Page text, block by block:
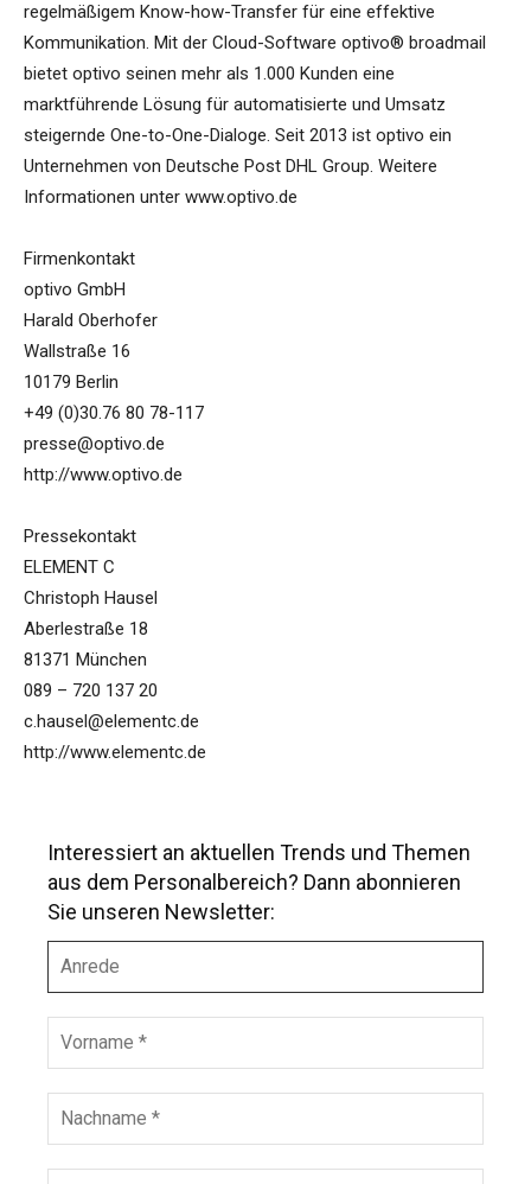
regelmäßigem Know-how-Transfer für eine effektive
Kommunikation. Mit der Cloud-Software optivo® broadmail
bietet optivo seinen mehr als 1.000 Kunden eine
marktführende Lösung für automatisierte und Umsatz
steigernde One-to-One-Dialoge. Seit 2013 ist optivo ein
Unternehmen von Deutsche Post DHL Group. Weitere
Informationen unter www.optivo.de
Firmenkontakt
optivo GmbH
Harald Oberhofer
Wallstraße 16
10179 Berlin
+49 (0)30.76 80 78-117
presse@optivo.de
http://www.optivo.de
Pressekontakt
ELEMENT C
Christoph Hausel
Aberlestraße 18
81371 München
089 – 720 137 20
c.hausel@elementc.de
http://www.elementc.de
Interessiert an aktuellen Trends und Themen
aus dem Personalbereich? Dann abonnieren
Sie unseren Newsletter:
r
e
e
r
n
m
c
h